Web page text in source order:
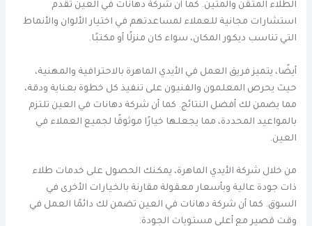
الطلاء المتقن والمتين. كما أن شركة دهانات في العين تقدم
استشارات مجانية للعملاء لمساعدتهم في اختيار الألوان والأنماط
التي تناسب ديكور المكان، سواء كان منزلًا أو مكتبًا.
أيضًا، يتميز فريق العمل في الأيدي الماهرة بالاحترافية والمهنية،
حيث يحرص المعلمون والفنيون على تنفيذ كل خطوة بعناية ودقة،
مما يضمن لك أفضل النتائج. كما أن شركة دهانات في العين تلتزم
بالمواعيد المحددة، مما يجعلها خيارًا موثوقًا لجميع العملاء في
العين.
من خلال شركة الأيدي الماهرة، يمكنك الحصول على خدمات طلاء
ذات جودة عالية وبأسعار معقولة مقارنة بالخيارات الأخرى في
السوق. كما أن شركة دهانات في العين تضمن لك دائمًا العمل في
وقت قصير مع أعلى مستويات الجودة.